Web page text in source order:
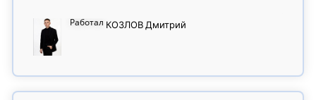
Поводом для возбуждения
уголовного дела стало сообщение
женщины, проезжавшей мимо на
Работал КОЗЛОВ Дмитрий